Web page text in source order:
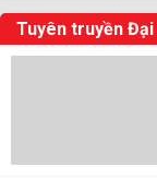
Tuyên truyền